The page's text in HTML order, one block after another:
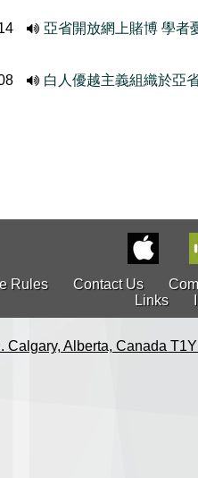
亞省開放網上賭博 學者
白人優越主義組織於亞
Rules Contact Us
Links
Calgary, Alberta, Canada